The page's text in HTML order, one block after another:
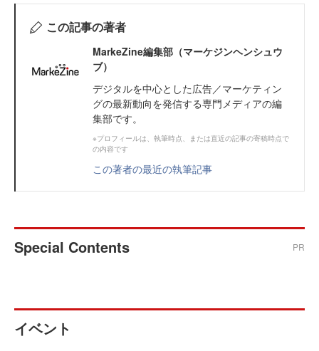
この記事の著者
MarkeZine編集部（マーケジンヘンシュウ
ブ）
デジタルを中心とした広告／マーケティン
グの最新動向を発信する専門メディアの編
集部です。
※プロフィールは、執筆時点、または直近の記事の寄稿時点で
の内容です
この著者の最近の執筆記事
Special Contents PR
イベント